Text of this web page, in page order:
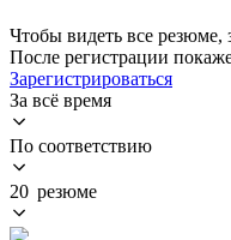
Чтобы видеть все резюме,
После регистрации
Зарегистрироваться
За всё время
По соответствию
20 резюме